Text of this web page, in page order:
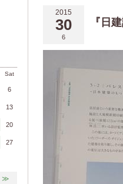
2015
30
6
『日
Sat
6
13
20
27
≫